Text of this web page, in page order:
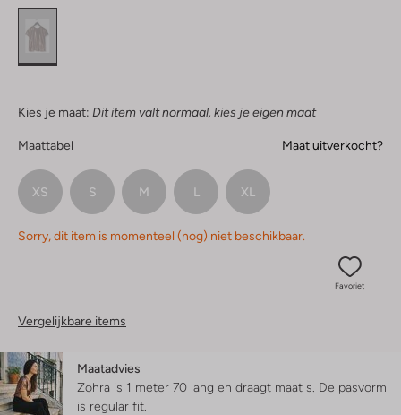
Kies je maat: Dit item valt normaal, kies je eigen maat
Maattabel Maat uitverkocht?
XS S M L XL
Sorry, dit item is momenteel (nog) niet beschikbaar.
Favoriet
Vergelijkbare items
Maatadvies
Zohra is 1 meter 70 lang en draagt maat s. De pasvorm
is regular fit